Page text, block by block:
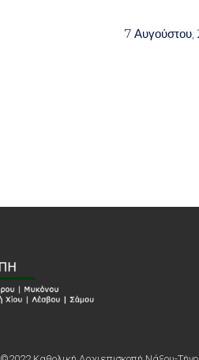
7 Αυγούστου,